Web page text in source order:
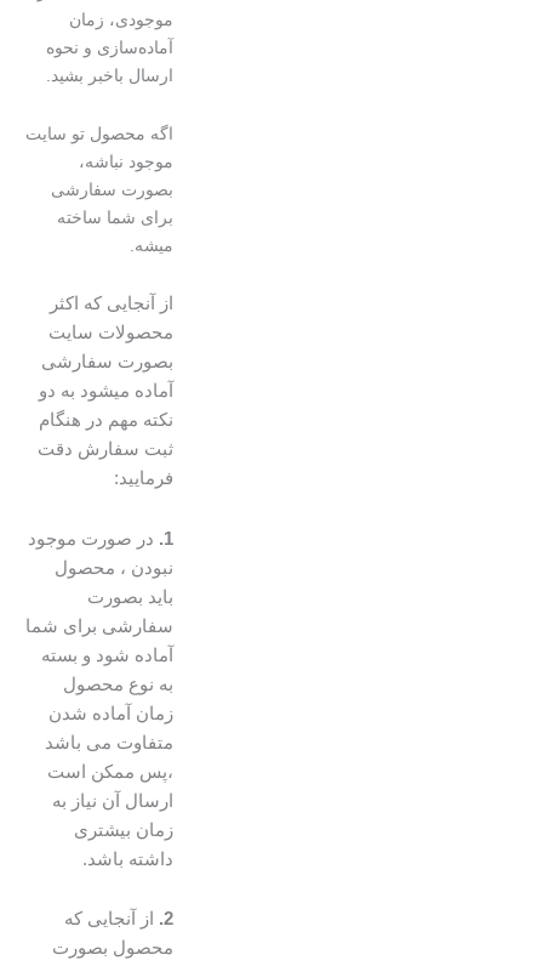
موجودی، زمان
آماده‌سازی و نحوه
ارسال باخبر بشید.
اگه محصول تو سایت
موجود نباشه،
بصورت سفارشی
برای شما ساخته
میشه.
از آنجایی که اکثر
محصولات سایت
بصورت سفارشی
آماده میشود به دو
نکته مهم در هنگام
ثبت سفارش دقت
فرمایید:
در صورت موجود
نبودن ، محصول
باید بصورت
سفارشی برای شما
آماده شود و بسته
به نوع محصول
زمان آماده شدن
متفاوت می باشد
،پس ممکن است
ارسال آن نیاز به
زمان بیشتری
داشته باشد.
از آنجایی که
محصول بصورت